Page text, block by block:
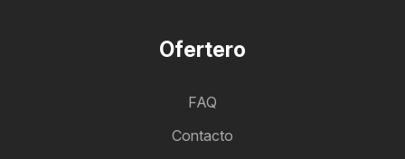
Ofertero
FAQ
Contacto